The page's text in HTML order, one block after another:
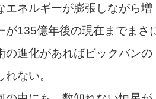
エネルギーが膨張しながら増
が135億年後の現在までまさ
の進化があればビックバンの
ない。